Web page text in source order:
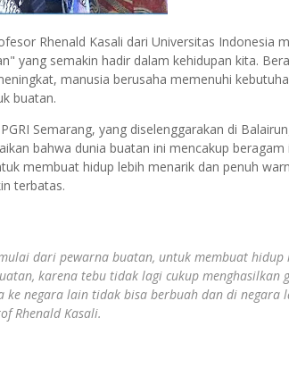
Rhenald Kasali dari Universitas Indonesia
yang semakin hadir dalam kehidupan kita.
manusia berusaha memenuhi
buatan.
Semarang, yang diselenggarakan di
bahwa dunia buatan ini mencakup
membuat hidup lebih menarik dan penuh
terbatas.
dari pewarna buatan, untuk membuat hidup
karena tebu tidak lagi cukup menghasilkan
negara lain tidak bisa berbuah dan di negara
Rhenald Kasali.